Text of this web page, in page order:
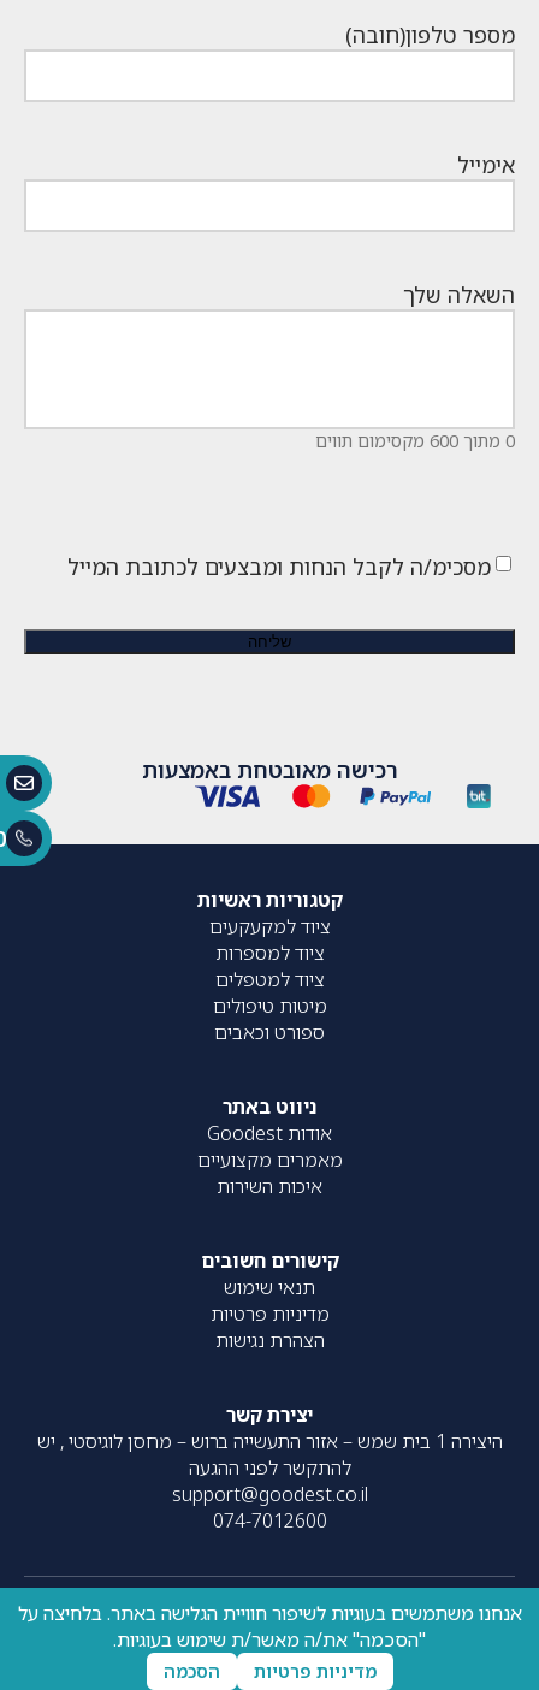
מספר טלפון(חובה)
אימייל
השאלה שלך
0 מתוך 600 מקסימום תווים
מסכימ/ה לקבל הנחות ומבצעים לכתובת המייל
רכישה מאובטחת באמצעות
קטגוריות ראשיות
ציוד למקעקעים
ציוד למספרות
ציוד למטפלים
מיטות טיפולים
ספורט וכאבים
ניווט באתר
אודות Goodest
מאמרים מקצועיים
איכות השירות
קישורים חשובים
תנאי שימוש
מדיניות פרטיות
הצהרת נגישות
יצירת קשר
היצירה 1 בית שמש – אזור התעשייה ברוש – מחסן לוגיסטי , יש
להתקשר לפני ההגעה
support@goodest.co.il
074-7012600
כל הזכויות שמורות – 2020- עוצב על ידיresolve| פותח על ידי
UpNext
אנחנו משתמשים בעוגיות לשיפור חוויית הגלישה באתר. בלחיצה על
"הסכמה" את/ה מאשר/ת שימוש בעוגיות.
מדיניות פרטיות הסכמה